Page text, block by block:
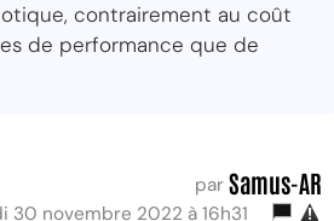
contrairement au coût
de performance que de
par Samus-AR
30 novembre 2022 à 16h31